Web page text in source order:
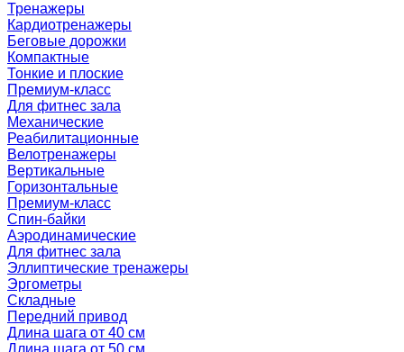
Тренажеры
Кардиотренажеры
Беговые дорожки
Компактные
Тонкие и плоские
Премиум-класс
Для фитнес зала
Механические
Реабилитационные
Велотренажеры
Вертикальные
Горизонтальные
Премиум-класс
Спин-байки
Аэродинамические
Для фитнес зала
Эллиптические тренажеры
Эргометры
Складные
Передний привод
Длина шага от 40 см
Длина шага от 50 см